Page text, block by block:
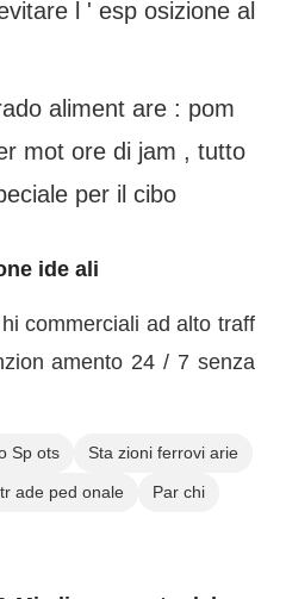
l ' esp osizione al
aliment are : pom
mot ore di jam , tutto
per il cibo
ide ali
commerciali ad alto traff
amento 24 / 7 senza
Sp ots Sta zioni ferrovi arie
ade ped onale Par chi